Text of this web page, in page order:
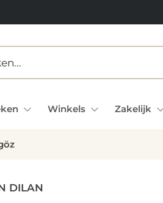
Winkels Zakelijk
DILAN